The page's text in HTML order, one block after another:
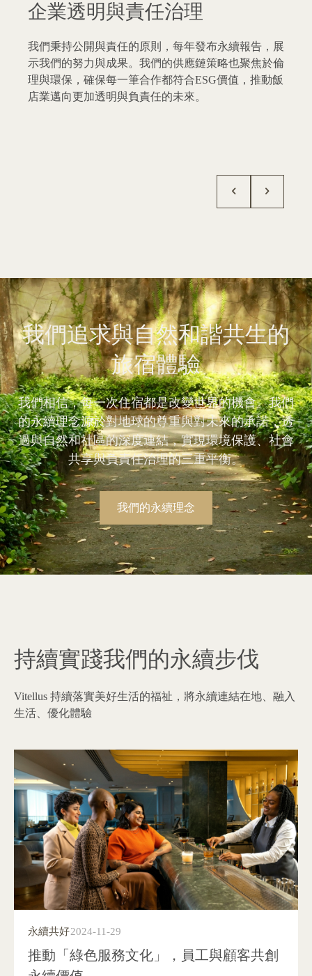
零塑膠與循環經濟
我們向一次性塑膠用品說再見，並致力於打造「零廢
棄物」飯店。從循環包裝的使用到資源回收系統的完
善，我們希望以具體行動鼓勵顧客共同參與，創造資
源再生的生態圈。
我們追求與自然和諧共生的
旅宿體驗
我們相信，每一次住宿都是改變世界的機會。我們
的永續理念源於對地球的尊重與對未來的承諾，透
過與自然和社區的深度連結，實現環境保護、社會
共享與負責任治理的三重平衡。
我們的永續理念
持續實踐我們的永續步伐
Vitellus 持續落實美好生活的福祉，將永續連結在地、融入
生活、優化體驗
永續共好2024-11-29
推動「綠色服務文化」，員工與顧客共創